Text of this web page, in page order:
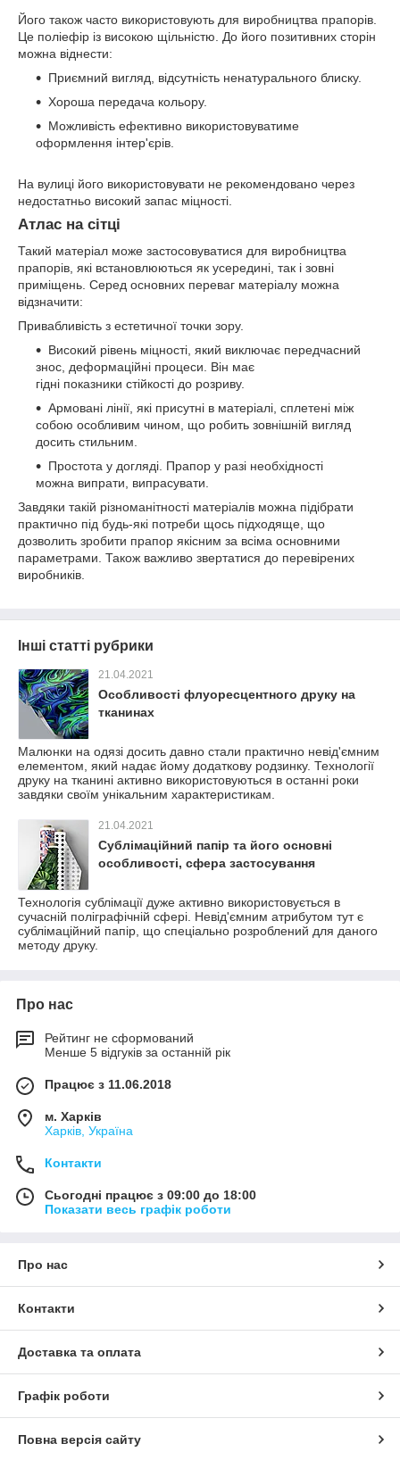
Його також часто використовують для виробництва прапорів.
Це поліефір із високою щільністю. До його позитивних сторін
можна віднести:
Приємний вигляд, відсутність ненатурального блиску.
Хороша передача кольору.
Можливість ефективно використовуватиме
оформлення інтер'єрів.
На вулиці його використовувати не рекомендовано через
недостатньо високий запас міцності.
Атлас на сітці
Такий матеріал може застосовуватися для виробництва
прапорів, які встановлюються як усередині, так і зовні
приміщень. Серед основних переваг матеріалу можна
відзначити:
Привабливість з естетичної точки зору.
Високий рівень міцності, який виключає передчасний
знос, деформаційні процеси. Він має
гідні показники стійкості до розриву.
Армовані лінії, які присутні в матеріалі, сплетені між
собою особливим чином, що робить зовнішній вигляд
досить стильним.
Простота у догляді. Прапор у разі необхідності
можна випрати, випрасувати.
Завдяки такій різноманітності матеріалів можна підібрати
практично під будь-які потреби щось підходяще, що
дозволить зробити прапор якісним за всіма основними
параметрами. Також важливо звертатися до перевірених
виробників.
Інші статті рубрики
21.04.2021
Особливості флуоресцентного друку на
тканинах
Малюнки на одязі досить давно стали практично невід'ємним
елементом, який надає йому додаткову родзинку. Технології
друку на тканині активно використовуються в останні роки
завдяки своїм унікальним характеристикам.
21.04.2021
Сублімаційний папір та його основні
особливості, сфера застосування
Технологія сублімації дуже активно використовується в
сучасній поліграфічній сфері. Невід'ємним атрибутом тут є
сублімаційний папір, що спеціально розроблений для даного
методу друку.
Про нас
Рейтинг не сформований
Менше 5 відгуків за останній рік
Працює з 11.06.2018
м. Харків
Харків, Україна
Контакти
Сьогодні працює з 09:00 до 18:00
Показати весь графік роботи
Про нас
Контакти
Доставка та оплата
Графік роботи
Повна версія сайту